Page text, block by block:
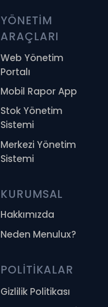
YÖNETİM
ARAÇLARI
Web Yönetim
Portalı
Mobil Rapor App
Stok Yönetim
Sistemi
Merkezi Yönetim
Sistemi
KURUMSAL
Hakkımızda
Neden Menulux?
POLİTİKALAR
Gizlilik Politikası